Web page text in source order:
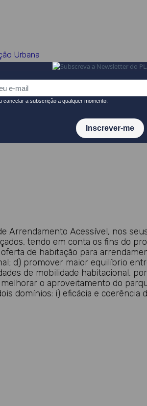
Urbana
Arrendamento Acessível, nos
tendo em conta os fins do
de habitação para
d) promover maior equilíbrio
de mobilidade habitacional,
o aproveitamento do
domínios: i) eficácia e